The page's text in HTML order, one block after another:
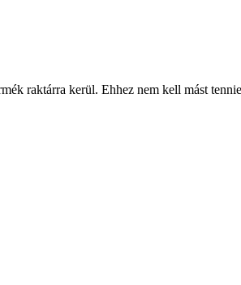
raktárra kerül. Ehhez nem kell mást